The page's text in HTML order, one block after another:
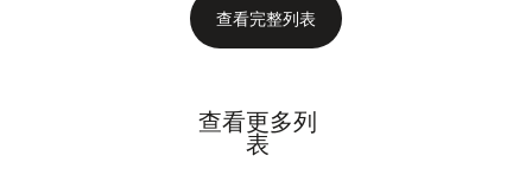
查看完整列表
查看更多列
表